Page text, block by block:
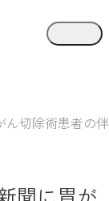
ん切除術患者
聞に胃が